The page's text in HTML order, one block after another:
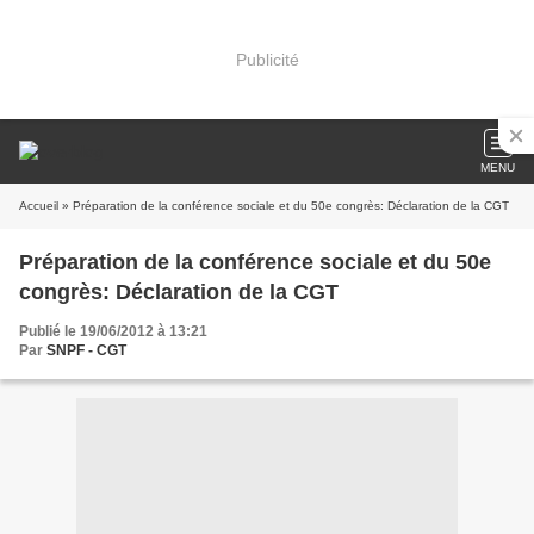
Publicité
MENU
Accueil » Préparation de la conférence sociale et du 50e congrès: Déclaration de la CGT
Préparation de la conférence sociale et du 50e
congrès: Déclaration de la CGT
Publié le 19/06/2012 à 13:21
Par SNPF - CGT